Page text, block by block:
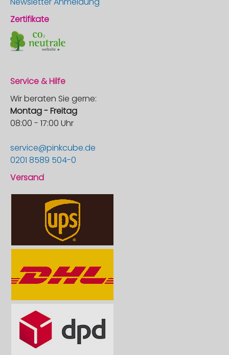
Zertifikate
Service & Hilfe
Wir beraten Sie gerne:
Montag - Freitag
08:00 - 17:00 Uhr
service@pinkcube.de
0201 8589 504-0
Versand